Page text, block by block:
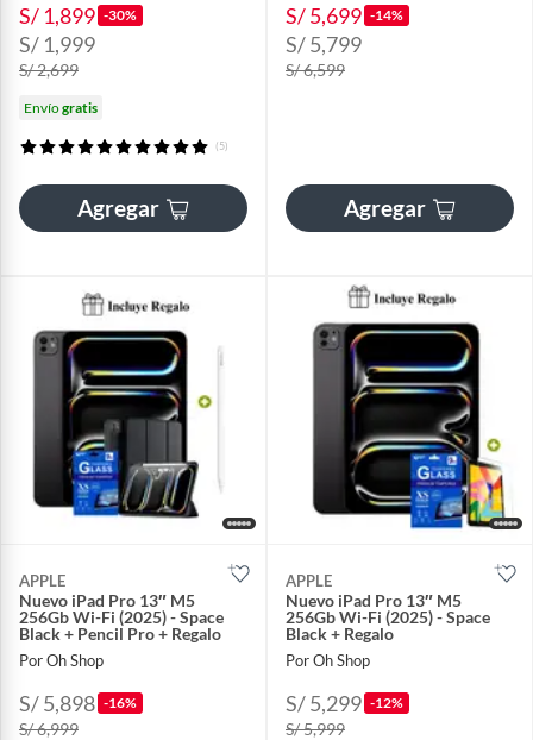
S/ 1,899 -30%
S/ 1,999
S/ 2,699
Envíogratis
(5)
Agregar
S/ 5,699 -14%
S/ 5,799
S/ 6,599
Agregar
APPLE
Nuevo iPad Pro 13″ M5
256Gb Wi-Fi (2025) - Space
Black + Pencil Pro + Regalo
Por Oh Shop
S/ 5,898 -16%
S/ 6,999
APPLE
Nuevo iPad Pro 13″ M5
256Gb Wi-Fi (2025) - Space
Black + Regalo
Por Oh Shop
S/ 5,299 -12%
S/ 5,999